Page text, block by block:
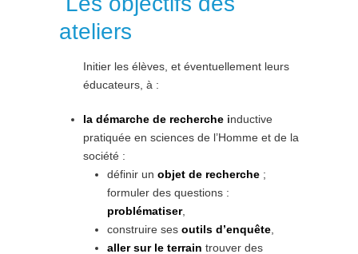
ateliers
Initier les élèves, et éventuellement leurs
éducateurs, à :
la démarche de recherche inductive
pratiquée en sciences de l’Homme et de la
société :
définir un objet de recherche ;
formuler des questions :
problématiser,
construire ses outils d’enquête
aller sur le terrain trouver des